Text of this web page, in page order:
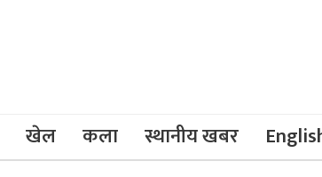
खेल कला स्थानीय खबर